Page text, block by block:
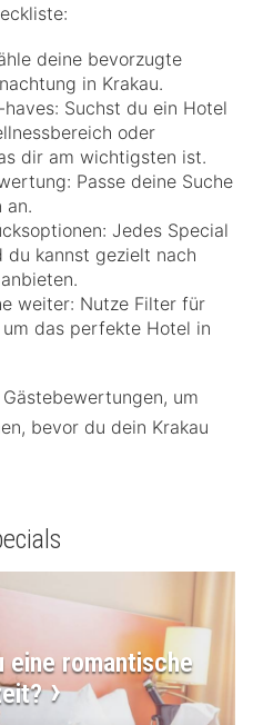
deine bevorzugte
in Krakau.
Suchst du ein Hotel
oder
dir am wichtigsten ist.
Passe deine Suche
an.
Jedes Special
du kannst gezielt nach
weiter: Nutze Filter für
das perfekte Hotel in
um
bevor du dein Krakau
eine romantische